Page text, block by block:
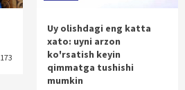
173
Uy olishdagi eng katta
xato: uyni arzon
ko'rsatish keyin
qimmatga tushishi
mumkin